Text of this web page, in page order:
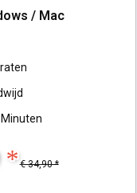
/ Mac
* € 34,90 *